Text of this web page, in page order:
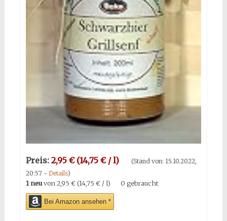
Preis: 2,95 € (14,75 € / l)
(Stand von: 15.10.2022,
20:57 - Details)
1 neuvon 2,95 € (14,75 € / l) 0 gebraucht
Bei Amazon ansehen *